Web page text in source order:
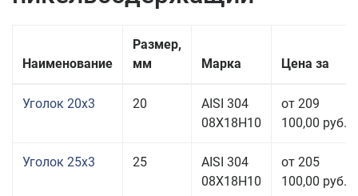
Наименование
Размер,
мм
Марка Цена за
Уголок 20x3 20
AISI 304
08Х18Н10
от 209
100,00 руб.
Уголок 25x3 25
AISI 304
08Х18Н10
от 205
100,00 руб.